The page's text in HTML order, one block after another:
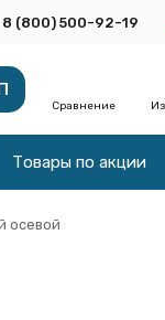
8 (800) 500-92-19
Сравнение
Товары по акции
осевой